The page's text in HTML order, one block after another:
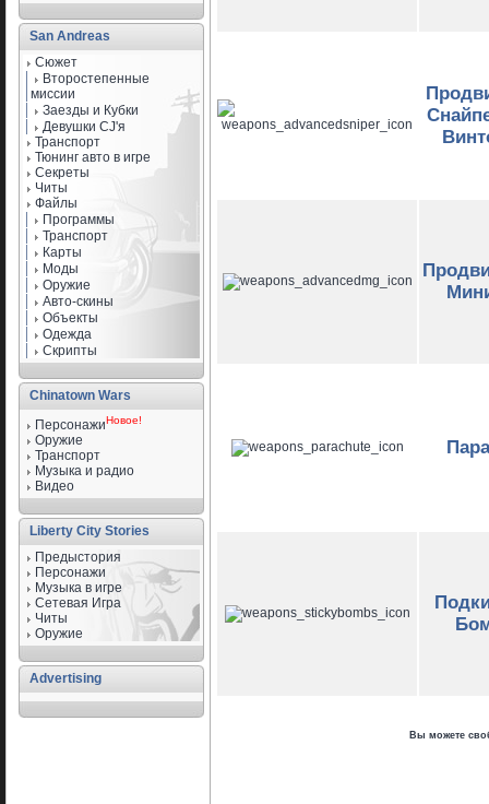
San Andreas
Сюжет
Второстепенные
миссии
Заезды и Кубки
Девушки CJ'я
Транспорт
Тюнинг авто в игре
Секреты
Читы
Файлы
Программы
Транспорт
Карты
Моды
Оружие
Авто-скины
Объекты
Одежда
Скрипты
Chinatown Wars
ПерсонажиНовое!
Оружие
Транспорт
Музыка и радио
Видео
Liberty City Stories
Предыстория
Персонажи
Музыка в игре
Сетевая Игра
Читы
Оружие
Advertising
Вы можете